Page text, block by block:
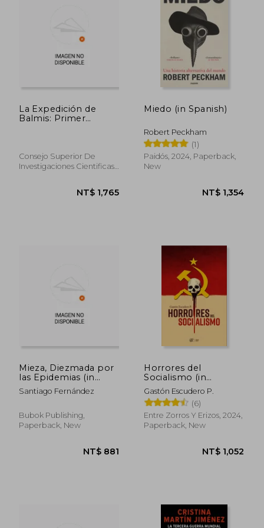
La Expedición de
Balmis: Primer
Spanish)
Consejo Superior De
Investigaciones Cientificas,
Miedo (in Spanish)
Robert Peckham
(1)
Paidós, 2024, Paperback,
New
Mieza, Diezmada por
las Epidemias (in
Spanish)
Santiago Fernández
Bubok Publishing,
Paperback, New
Horrores del
Socialismo (in
Spanish)
Gastón Escudero P.
(6)
Entre Zorros Y Erizos, 2024,
Paperback, New